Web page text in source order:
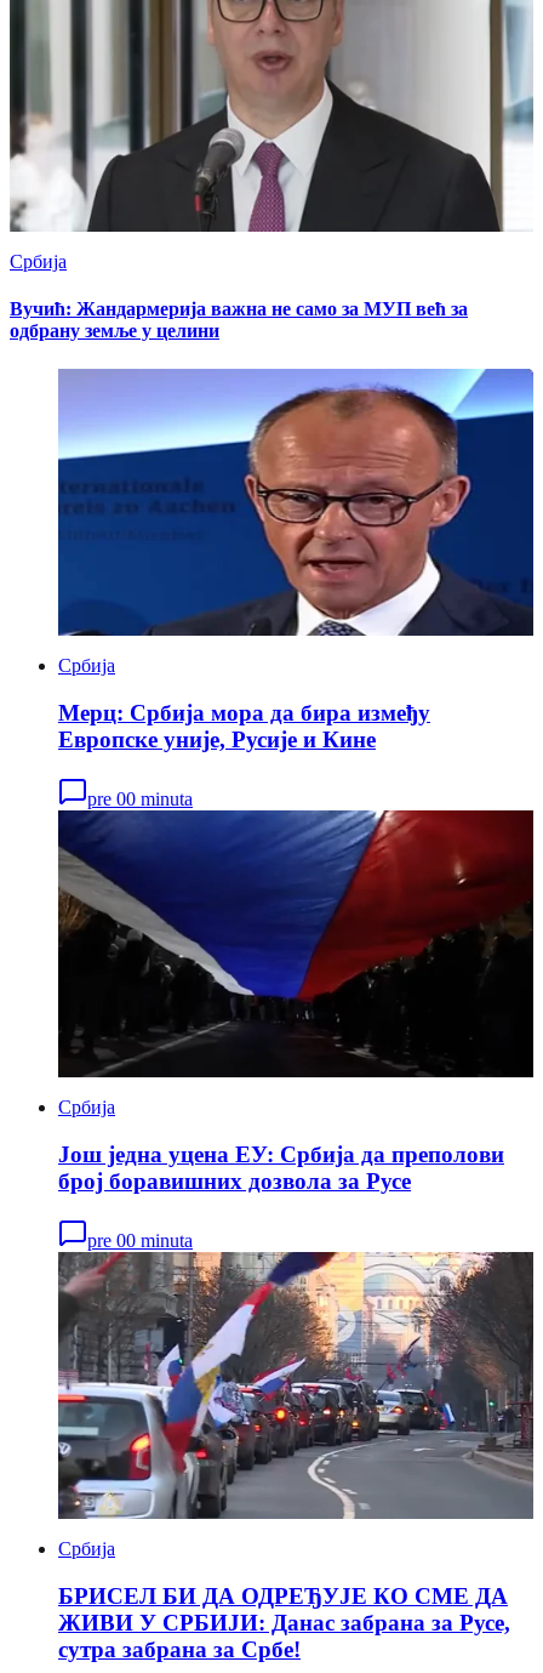
Србија
Вучић: Жандармерија важна не само за МУП већ за
одбрану земље у целини
Србија
Мерц: Србија мора да бира између
Европске уније, Русије и Кине
pre 00 minuta
Србија
Још једна уцена ЕУ: Србија да преполови
број боравишних дозвола за Русе
pre 00 minuta
Србија
БРИСЕЛ БИ ДА ОДРЕЂУЈЕ КО СМЕ ДА
ЖИВИ У СРБИЈИ: Данас забрана за Русе,
сутра забрана за Србе!